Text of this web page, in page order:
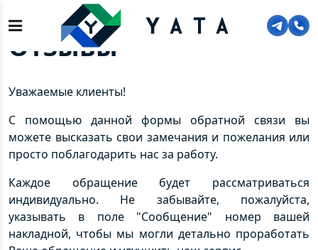
О компании
Отзывы
Уважаемые клиенты!
С помощью данной формы обратной связи вы
можете высказать свои замечания и пожелания или
просто поблагодарить нас за работу.
Каждое обращение будет рассматриваться
индивидуально. Не забывайте, пожалуйста,
указывать в поле "Сообщение" номер вашей
накладной, чтобы мы могли детально проработать